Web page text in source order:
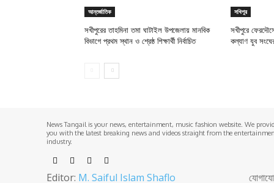
আন্তর্জাতিক
সখীপুরের তাহমিনা তমা ঘাটাইল উপজেলায় মানবিক
বিভাগে প্রথম স্থান ও শ্রেষ্ঠ শিক্ষার্থী নির্বাচিত
সখিপুর
সখীপুরে
কল্যাণ যুব
News Tangail is your news, entertainment, music fashion website. We
you with the latest breaking news and videos straight from the
industry.
Editor: M. Saiful Islam Shaflo